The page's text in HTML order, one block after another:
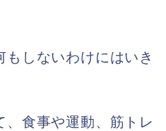
もしないわけにはいき
、食事や運動、筋トレ